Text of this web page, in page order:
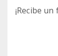
¡Recibe